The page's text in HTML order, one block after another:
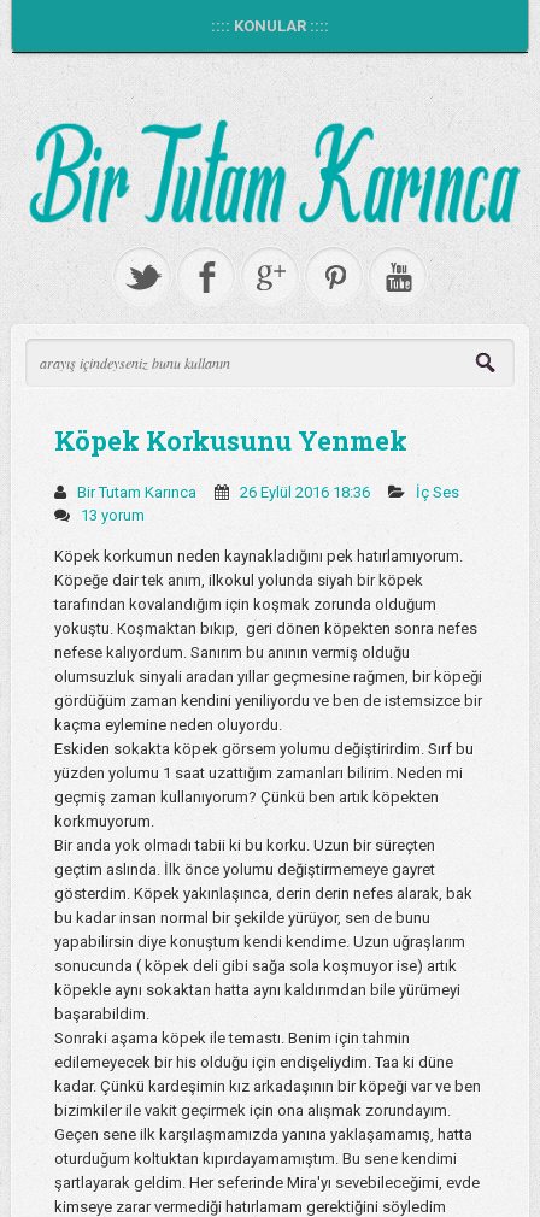
:::: KONULAR ::::
Köpek Korkusunu Yenmek
Bir Tutam Karınca 26 Eylül 2016 18:36
İç Ses
13 yorum
Köpek korkumun neden kaynakladığını pek hatırlamıyorum.
Köpeğe dair tek anım, ilkokul yolunda siyah bir köpek
tarafından kovalandığım için koşmak zorunda olduğum
yokuştu. Koşmaktan bıkıp, geri dönen köpekten sonra nefes
nefese kalıyordum. Sanırım bu anının vermiş olduğu
olumsuzluk sinyali aradan yıllar geçmesine rağmen, bir köpeği
gördüğüm zaman kendini yeniliyordu ve ben de istemsizce bir
kaçma eylemine neden oluyordu.
Eskiden sokakta köpek görsem yolumu değiştirirdim. Sırf bu
yüzden yolumu 1 saat uzattığım zamanları bilirim. Neden mi
geçmiş zaman kullanıyorum? Çünkü ben artık köpekten
korkmuyorum.
Bir anda yok olmadı tabii ki bu korku. Uzun bir süreçten
geçtim aslında. İlk önce yolumu değiştirmemeye gayret
gösterdim. Köpek yakınlaşınca, derin derin nefes alarak, bak
bu kadar insan normal bir şekilde yürüyor, sen de bunu
yapabilirsin diye konuştum kendi kendime. Uzun uğraşlarım
sonucunda ( köpek deli gibi sağa sola koşmuyor ise) artık
köpekle aynı sokaktan hatta aynı kaldırımdan bile yürümeyi
başarabildim.
Sonraki aşama köpek ile temastı. Benim için tahmin
edilemeyecek bir his olduğu için endişeliydim. Taa ki düne
kadar. Çünkü kardeşimin kız arkadaşının bir köpeği var ve ben
bizimkiler ile vakit geçirmek için ona alışmak zorundayım.
Geçen sene ilk karşılaşmamızda yanına yaklaşamamış, hatta
oturduğum koltuktan kıpırdayamamıştım. Bu sene kendimi
şartlayarak geldim. Her seferinde Mira'yı sevebileceğimi, evde
kimseye zarar vermediği hatırlamam gerektiğini söyledim